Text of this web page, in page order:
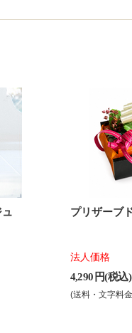
プリザーブ
法人価格
4,290 円(税込)
(送料・文字料